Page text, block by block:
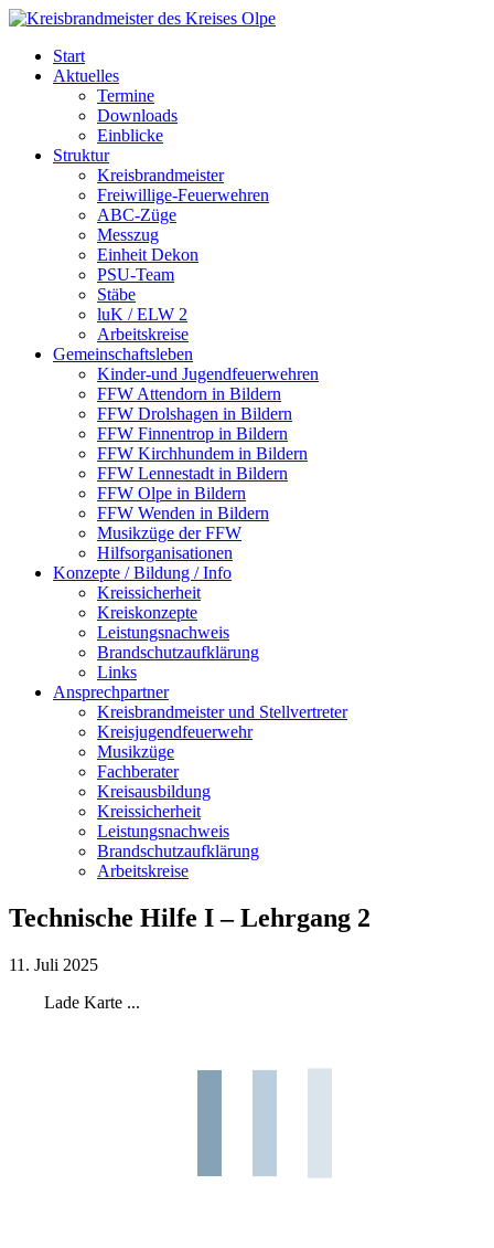
Skip
contentStart
Aktuelles
Termine
Downloads
Einblicke
Struktur
Kreisbrandmeister
Freiwillige-Feuerwehren
ABC-Züge
Messzug
Einheit Dekon
PSU-Team
Stäbe
luK / ELW 2
Arbeitskreise
Gemeinschaftsleben
Kinder-und Jugendfeuerwehren
FFW Attendorn in Bildern
FFW Drolshagen in Bildern
FFW Finnentrop in Bildern
FFW Kirchhundem in Bildern
FFW Lennestadt in Bildern
FFW Olpe in Bildern
FFW Wenden in Bildern
Musikzüge der FFW
Hilfsorganisationen
Konzepte / Bildung / Info
Kreissicherheit
Kreiskonzepte
Leistungsnachweis
Brandschutzaufklärung
Links
Ansprechpartner
Kreisbrandmeister und Stellvertreter
Kreisjugendfeuerwehr
Musikzüge
Fachberater
Kreisausbildung
Kreissicherheit
Leistungsnachweis
Brandschutzaufklärung
Arbeitskreise
Technische Hilfe I – Lehrgang 2
11. Juli 2025
Lade Karte ...